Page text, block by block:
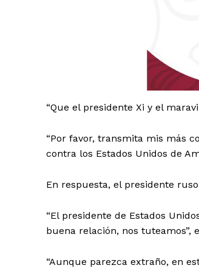
“Que el presidente Xi y el
“Por favor, transmita mis más
contra los Estados Unidos de
En respuesta, el presidente
“El presidente de Estados
buena relación, nos tuteamos”,
“Aunque parezca extraño, en